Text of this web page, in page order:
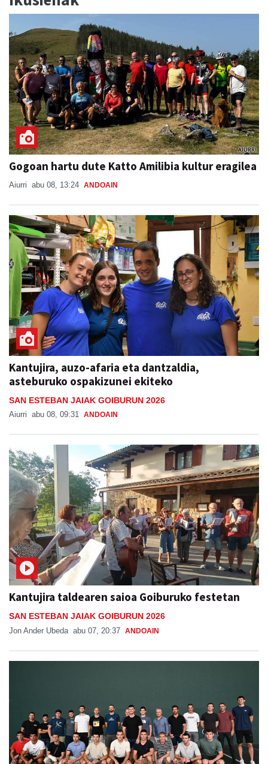
Gogoan hartu dute Katto Amilibia kultur eragilea
Aiurri abu 08, 13:24 ANDOAIN
Kantujira, auzo-afaria eta dantzaldia,
asteburuko ospakizunei ekiteko
SAN ESTEBAN JAIAK GOIBURUN 2026
Aiurri abu 08, 09:31 ANDOAIN
Kantujira taldearen saioa Goiburuko festetan
SAN ESTEBAN JAIAK GOIBURUN 2026
Jon Ander Ubeda abu 07, 20:37 ANDOAIN